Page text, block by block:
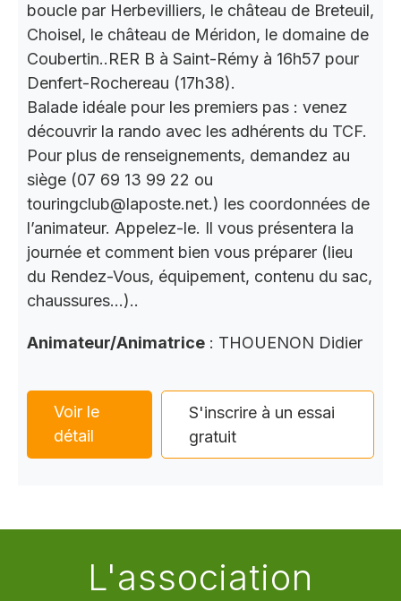
boucle par Herbevilliers, le château de Breteuil,
Choisel, le château de Méridon, le domaine de
Coubertin..RER B à Saint-Rémy à 16h57 pour
Denfert-Rochereau (17h38).
Balade idéale pour les premiers pas : venez
découvrir la rando avec les adhérents du TCF.
Pour plus de renseignements, demandez au
siège (07 69 13 99 22 ou
touringclub@laposte.net.) les coordonnées de
l’animateur. Appelez-le. Il vous présentera la
journée et comment bien vous préparer (lieu
du Rendez-Vous, équipement, contenu du sac,
chaussures…)..
Animateur/Animatrice : THOUENON Didier
Voir le
détail
S'inscrire à un essai
gratuit
L'association